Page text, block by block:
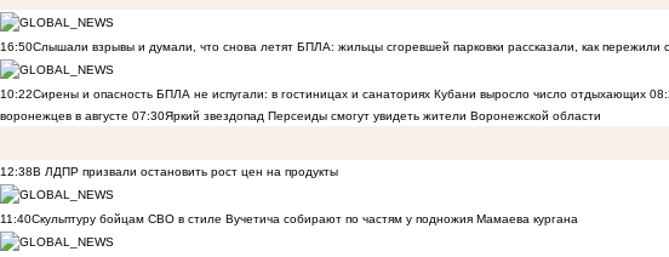
16:50Слышали взрывы и думали, что снова летят БПЛА: жильцы сгоревшей парковки рассказали, как пережили
10:22Сирены и опасность БПЛА не испугали: в гостиницах и санаториях Кубани выросло число отдыхающих
воронежцев в августе 07:30Яркий звездопад Персеиды смогут увидеть жители Воронежской области
12:38В ЛДПР призвали остановить рост цен на продукты
11:40Скульптуру бойцам СВО в стиле Вучетича собирают по частям у подножия Мамаева кургана